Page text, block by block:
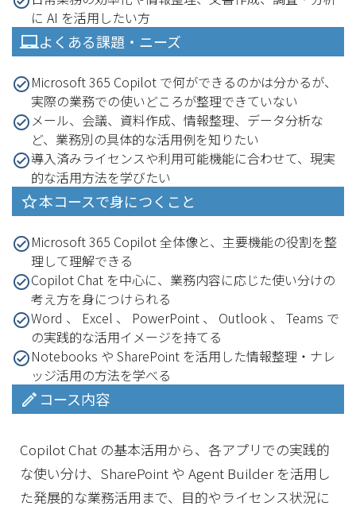
に AI を活用したい方
よくある課題・ニーズ
Microsoft 365 Copilot で何ができるのかは分かるが、
実際の業務での使いどころが整理できていない
メール、会議、資料作成、情報整理、データ分析な
ど、業務別の具体的な活用例を知りたい
導入済みライセンスや利用可能機能に合わせて、現実
的な活用方法を学びたい
本コースで身につくこと
Microsoft 365 Copilot 全体像と、主要機能の役割を整
理して理解できる
Copilot Chat を中心に、業務内容に応じた使い分けの
考え方を身につけられる
Word 、 Excel 、 PowerPoint 、 Outlook 、 Teams で
の実践的な活用イメージを持てる
Notebooks や SharePoint を活用した情報整理・ナレ
ッジ活用の方法を学べる
コース内容
Copilot Chat の基本活用から、各アプリでの実践的
な使い分け、SharePoint や Agent Builder を活用し
た発展的な業務活用まで、目的やライセンス状況に